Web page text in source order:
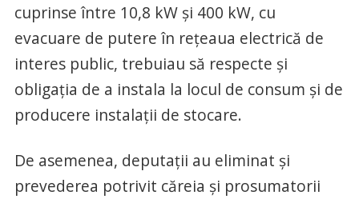
cuprinse între 10,8 kW şi 400 kW, cu
evacuare de putere în reţeaua electrică de
interes public, trebuiau să respecte şi
obligaţia de a instala la locul de consum şi de
producere instalaţii de stocare.
De asemenea, deputaţii au eliminat şi
prevederea potrivit căreia şi prosumatorii